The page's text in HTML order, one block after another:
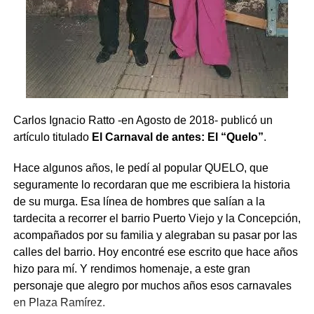
Comparte esto:
X Facebook WhatsApp Imprimir
Carlos Ignacio Ratto -en Agosto de 2018- publicó un
artículo titulado El Carnaval de antes: El “Quelo”.
Hace algunos años, le pedí al popular QUELO, que
seguramente lo recordaran que me escribiera la historia
de su murga. Esa línea de hombres que salían a la
tardecita a recorrer el barrio Puerto Viejo y la Concepción,
acompañados por su familia y alegraban su pasar por las
calles del barrio. Hoy encontré ese escrito que hace años
hizo para mí. Y rendimos homenaje, a este gran
personaje que alegro por muchos años esos carnavales
en Plaza Ramírez.